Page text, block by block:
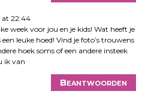
at 22:44
week voor jou en je kids! Wat heeft je
leuke hoed! Vind je foto’s trouwens
hoek soms of een andere insteek
ik van
Beantwoorden